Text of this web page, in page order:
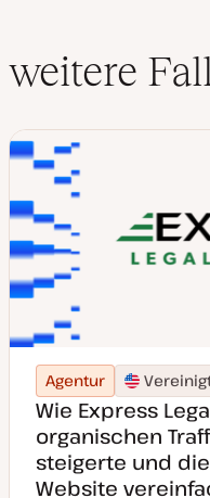
weitere
Agentur
Wie Express
organischen
steigerte und
Website